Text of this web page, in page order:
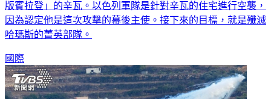
版賓拉登」的辛瓦。以色列軍隊是針對辛瓦的住宅進行空襲，
因為認定他是這次攻擊的幕後主使。接下來的目標，就是殲滅
哈瑪斯的菁英部隊。
國際